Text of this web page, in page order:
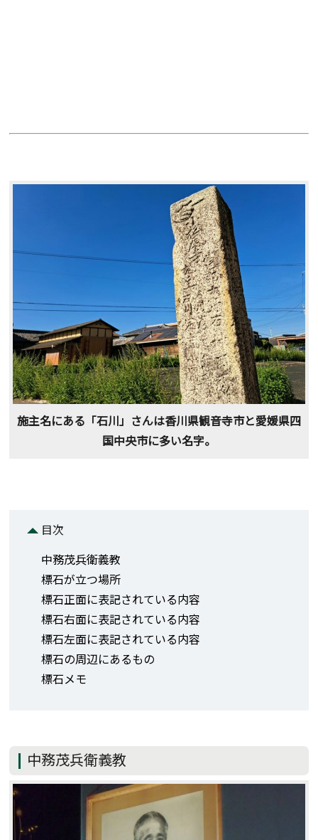
施主名にある「石川」さんは香川県観音寺市と愛媛県四
国中央市に多い名字。
目次
中務茂兵衛義教
標石が立つ場所
標石正面に表記されている内容
標石右面に表記されている内容
標石左面に表記されている内容
標石の周辺にあるもの
標石メモ
中務茂兵衛義教